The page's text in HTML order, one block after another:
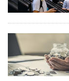
生
時
事